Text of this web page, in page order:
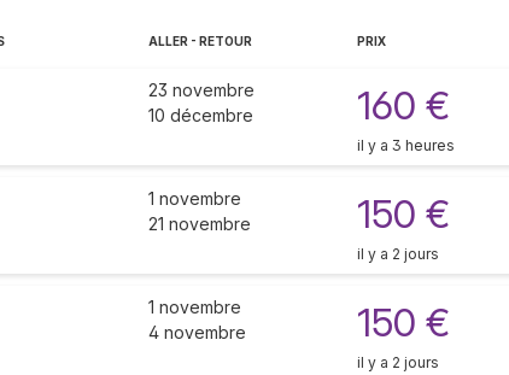
ALLER - RETOUR PRIX
23 novembre
10 décembre
160 €
il y a 3 heures
1 novembre
21 novembre
150 €
il y a 2 jours
1 novembre
4 novembre
150 €
il y a 2 jours